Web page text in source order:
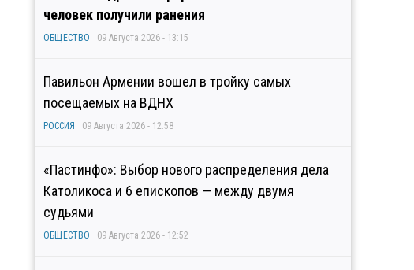
человек получили ранения
ОБЩЕСТВО 09 Августа 2026 - 13:15
Павильон Армении вошел в тройку самых
посещаемых на ВДНХ
РОССИЯ 09 Августа 2026 - 12:58
«Пастинфо»: Выбор нового распределения дела
Католикоса и 6 епископов — между двумя
судьями
ОБЩЕСТВО 09 Августа 2026 - 12:52